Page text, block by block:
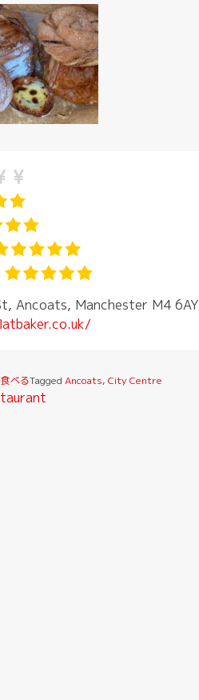
Ancoats, Manchester M4 6AY
べるTagged Ancoats, City Centre